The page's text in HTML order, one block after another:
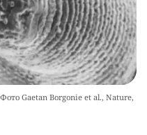
Gaetan Borgonie et al., Nature,